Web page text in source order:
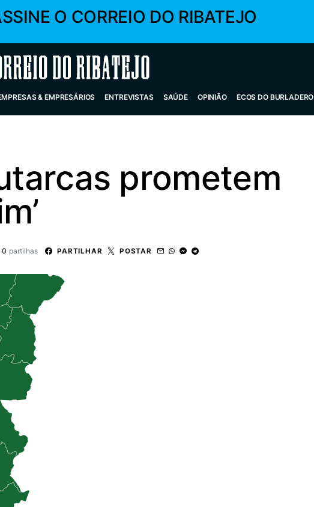
O CORREIO DO RIBATEJO
do Ribatejo
& EMPRESÁRIOS ENTREVISTAS SAÚDE OPINIÃO ECOS DO BURLADERO
prometem
0 partilhas PARTILHAR POSTAR